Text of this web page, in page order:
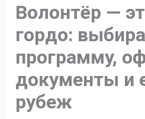
Волонтёр —
гордо:
программу,
документы и
рубеж